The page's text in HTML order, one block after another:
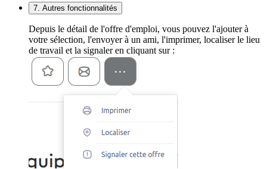
7. Autres fonctionnalités
Depuis le détail de l'offre d'emploi, vous pouvez l'ajouter à
votre sélection, l'envoyer à un ami, l'imprimer, localiser le lieu
de travail et la signaler en cliquant sur :